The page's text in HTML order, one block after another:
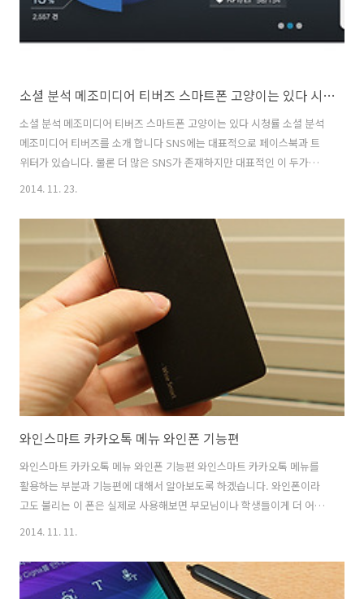
소셜 분석 메조미디어 티버즈 스마트폰 고양이는 있다 시청률
소셜 분석 메조미디어 티버즈 스마트폰 고양이는 있다 시청률 소셜 분석
메조미디어 티버즈를 소개 합니다 SNS에는 대표적으로 페이스북과 트
위터가 있습니다. 물론 더 많은 SNS가 존재하지만 대표적인 이 두가지와
스마트폰 고양이는 있다 시청률이 왜 높은지 그리고 어떤 부분에서 사용
자가 관심이 높은지 그리고 어떤 배경으로 높아졌는지 분석이 가능 합니
다. 고양이는 있다 시청률이 27%가 넘는군요. 왜 높은지 분석해볼 수 있
습니다. 저는 근데 IT 쪽이니 좀 돌려서 다른것을 분석해보기로 합니다.
스마트폰 기종을 입력하고 어느것에 사용자들이 관심이 많은지 살펴보
려고 합니다. 소셜..
2014. 11. 23.
와인스마트 카카오톡 메뉴 와인폰 기능편
와인스마트 카카오톡 메뉴 와인폰 기능편 와인스마트 카카오톡 메뉴를
활용하는 부분과 기능편에 대해서 알아보도록 하겠습니다. 와인폰이라
고도 불리는 이 폰은 실제로 사용해보면 부모님이나 학생들이게 더 어울
린다고 생각이 듭니다. 고화질의 고성능의 스마트폰이라기 보다는 조금
카카오톡 메뉴도 그런 부분 중 하나 입니다. 일반 사용자라면 카카오톡
앱을 실행하는 것이 어렵지 않을 것 입니다. 하지만 나이가 있으신 부모
2014. 11. 11.